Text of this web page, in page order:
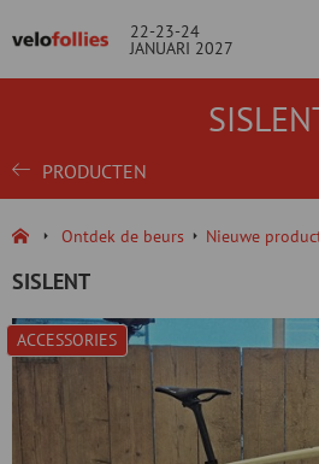
22-23-24
JANUARI 2027
PRODUCTEN
Ontdek de beurs Nieuwe
SISLENT
ACCESSORIES